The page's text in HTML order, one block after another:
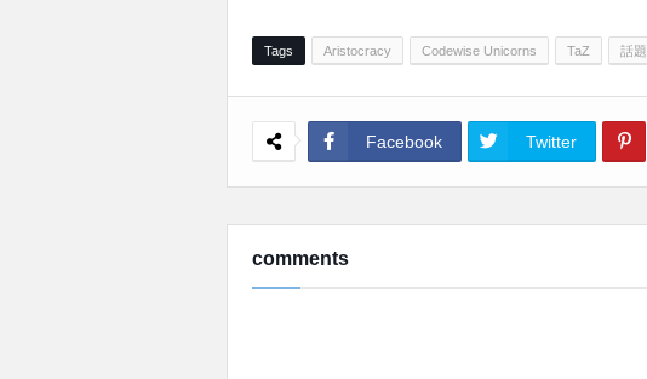
Tags Aristocracy Codewise Unicorns TaZ 話題
Facebook Twitter
comments